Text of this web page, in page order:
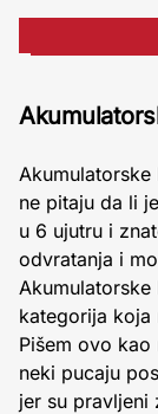
ne pitaju da li
u 6 ujutru i
odvratanja i
kategorija koja
Pišem ovo
neki pucaju
jer su pravljeni